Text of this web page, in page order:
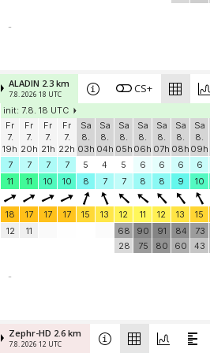
-
ALADIN 2.3 km
7.8. 2026 18 UTC CS+
init: 7.8. 18 UTC
Fr
7.
19h
Fr
7.
20h
Fr
7.
21h
Fr
7.
22h
Sa
8.
03h
Sa
8.
04h
Sa
8.
05h
Sa
8.
06h
Sa
8.
07h
Sa
8.
08h
Sa
8.
09h
7
7 7 7 5 4 5 6 6 6 6
11
11 10 10 8 7 7 8 8 9 10
18 17 17 17 15 13 12 11 12 13 15
12
11
68
28
90
75
91
80
84
60
73
43
-
Zephr-HD 2.6 km
7.8. 2026 12 UTC